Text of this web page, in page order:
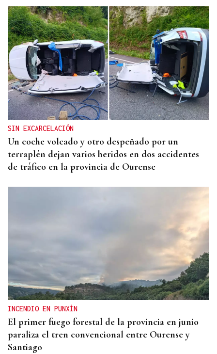
SIN EXCARCELACIÓN
Un coche volcado y otro despeñado por un
terraplén dejan varios heridos en dos accidentes
de tráfico en la provincia de Ourense
INCENDIO EN PUNXÍN
El primer fuego forestal de la provincia en junio
paraliza el tren convencional entre Ourense y
Santiago